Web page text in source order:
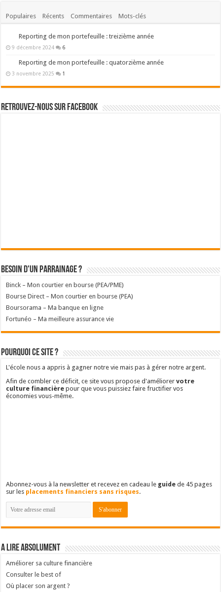
Populaires Récents Commentaires Mots-clés
Reporting de mon portefeuille : treizième année
9 décembre 2024 6
Reporting de mon portefeuille : quatorzième année
3 novembre 2025 1
Retrouvez-nous sur Facebook
Besoin d'un parrainage ?
Binck – Mon courtier en bourse (PEA/PME)
Bourse Direct – Mon courtier en bourse (PEA)
Boursorama – Ma banque en ligne
Fortunéo – Ma meilleure assurance vie
Pourquoi ce site ?
L'école nous a appris à gagner notre vie mais pas à gérer notre argent.
Afin de combler ce déficit, ce site vous propose d'améliorervotre
culture financière pour que vous puissiez faire fructifier vos
économies vous-même.
Abonnez-vous à la newsletter et recevez en cadeau le guide de 45 pages
sur les placements financiers sans risques.
A lire absolument
Améliorer sa culture financière
Consulter le best of
Où placer son argent ?